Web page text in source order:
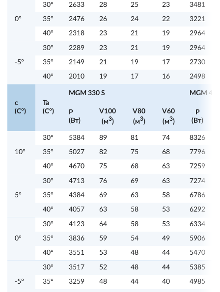
0°
30° 2633 28 25 23 3481
35° 2476 26 24 22 3221
40° 2318 23 21 19 2964
-5°
30° 2289 23 21 19 2964
35° 2149 21 19 17 2730
40° 2010 19 17 16 2498
c
(C°)
Ta
(C°)
MGM 330 S MGM
P
(Вт)
V100
(м3)
V80
(м3)
V60
(м3)
P
(Вт)
10°
30° 5384 89 81 74 8326
35° 5027 82 75 68 7796
40° 4670 75 68 63 7259
5°
30° 4713 76 69 63 7274
35° 4384 69 63 58 6786
40° 4057 63 58 53 6292
0°
30° 4123 64 58 53 6334
35° 3836 59 54 49 5906
40° 3551 53 48 44 5470
-5°
30° 3517 52 48 44 5385
35° 3259 48 44 40 4985